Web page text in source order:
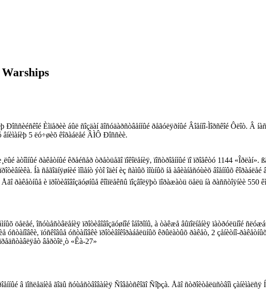
Ðîññèéñêîé Èìïåðèè áûë ñîçäàí ãîñóäàðñòâåííûé ðåãóëÿðíûé Âîåííî-Ìîðñêîé Ôëîò. Â
âíèìàíèþ 5 ëó÷øèõ êîðàáëåé ÂÌÔ Ðîññèè.
àòîìíûé ðàêåòíûé êðåéñåð òðåòüåãî ïîêîëåíèÿ, ïîñòðîåííûé ïî ïðîåêòó 1144
Íà ñåãîäíÿøíèé ìîìåíò ýòî îäèí èç ñàìûõ ìîùíûõ íå àâèàíåñóùèõ âîåííûõ
ðàêåòíûå è ïðîòèâîâîçäóøíûå êîìïëåêñû ïîçâîëÿþò ïîðàæàòü öåëü íà ðàññòîÿíèè 550
öåëåé, îñóùåñòâëåíèÿ ïðîòèâîâîçäóøíîé îáîðîíû, à òàêæå âûïîëíåíèÿ ïàòðóëüíîé
óñòàíîâêè, ïóñêîâûå óñòàíîâêè ïðîòèâîêîðàáåëüíûõ êðûëàòûõ ðàêåò, 2 çåíèòíî-
âåðòîë¸ò «Êà-27»
â ïîñëåäíèå ãîäû ñóùåñòâîâàíèÿ Ñîâåòñêîãî Ñîþçà. Åãî ñòðîèòåëüñòâîì